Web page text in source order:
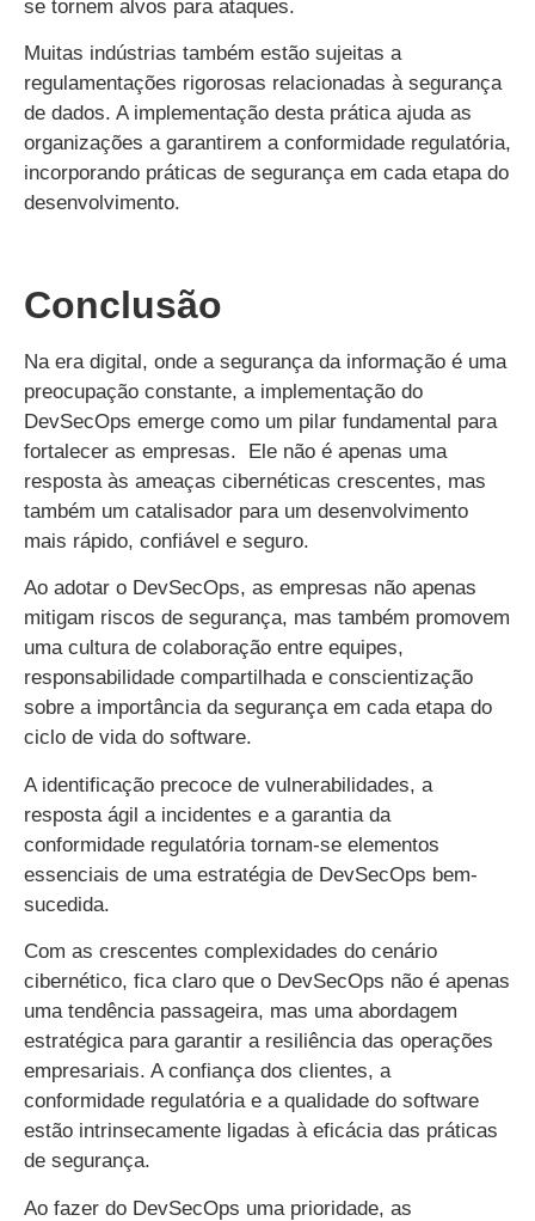
se tornem alvos para ataques.
Muitas indústrias também estão sujeitas a
regulamentações rigorosas relacionadas à segurança
de dados. A implementação desta prática ajuda as
organizações a garantirem a conformidade regulatória,
incorporando práticas de segurança em cada etapa do
desenvolvimento.
Conclusão
Na era digital, onde a segurança da informação é uma
preocupação constante, a implementação do
DevSecOps emerge como um pilar fundamental para
fortalecer as empresas. Ele não é apenas uma
resposta às ameaças cibernéticas crescentes, mas
também um catalisador para um desenvolvimento
mais rápido, confiável e seguro.
Ao adotar o DevSecOps, as empresas não apenas
mitigam riscos de segurança, mas também promovem
uma cultura de colaboração entre equipes,
responsabilidade compartilhada e conscientização
sobre a importância da segurança em cada etapa do
ciclo de vida do software.
A identificação precoce de vulnerabilidades, a
resposta ágil a incidentes e a garantia da
conformidade regulatória tornam-se elementos
essenciais de uma estratégia de DevSecOps bem-
sucedida.
Com as crescentes complexidades do cenário
cibernético, fica claro que o DevSecOps não é apenas
uma tendência passageira, mas uma abordagem
estratégica para garantir a resiliência das operações
empresariais. A confiança dos clientes, a
conformidade regulatória e a qualidade do software
estão intrinsecamente ligadas à eficácia das práticas
de segurança.
Ao fazer do DevSecOps uma prioridade, as